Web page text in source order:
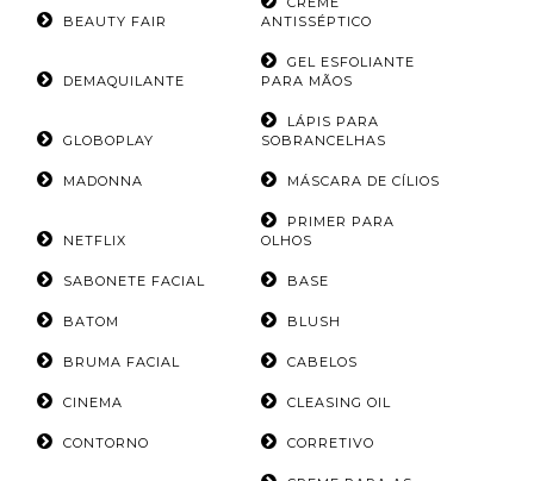
BEAUTY FAIR
ANTISSÉPTICO
DEMAQUILANTE
GEL ESFOLIANTE
PARA MÃOS
GLOBOPLAY
LÁPIS PARA
SOBRANCELHAS
MADONNA MÁSCARA DE CÍLIOS
NETFLIX
PRIMER PARA
OLHOS
SABONETE FACIAL BASE
BATOM BLUSH
BRUMA FACIAL CABELOS
CINEMA CLEASING OIL
CONTORNO CORRETIVO